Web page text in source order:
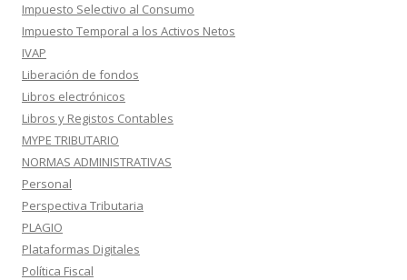
Impuesto Selectivo al Consumo
Impuesto Temporal a los Activos Netos
IVAP
Liberación de fondos
Libros electrónicos
Libros y Registos Contables
MYPE TRIBUTARIO
NORMAS ADMINISTRATIVAS
Personal
Perspectiva Tributaria
PLAGIO
Plataformas Digitales
Política Fiscal